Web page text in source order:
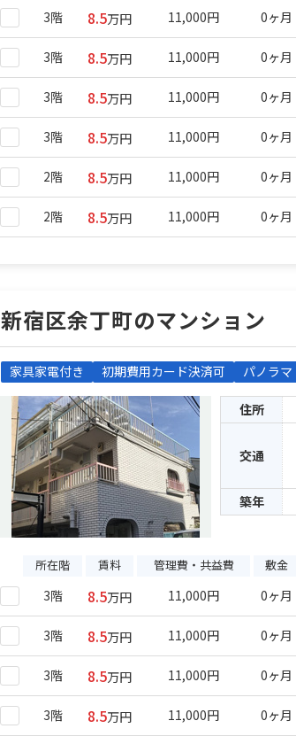
3階 8.5万円 11,000円 0ヶ月
3階 8.5万円 11,000円 0ヶ月
3階 8.5万円 11,000円 0ヶ月
3階 8.5万円 11,000円 0ヶ月
2階 8.5万円 11,000円 0ヶ月
2階 8.5万円 11,000円 0ヶ月
新宿区余丁町のマンション
家具家電付き 初期費用カード決済可 パノラマ
住所
交通
築年
所在階 賃料 管理費・共益費 敷金
3階 8.5万円 11,000円 0ヶ月
3階 8.5万円 11,000円 0ヶ月
3階 8.5万円 11,000円 0ヶ月
3階 8.5万円 11,000円 0ヶ月